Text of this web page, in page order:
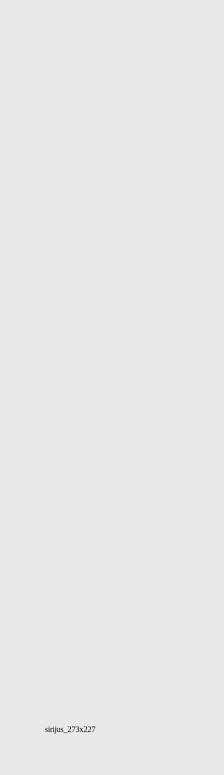
sirijus_273x227